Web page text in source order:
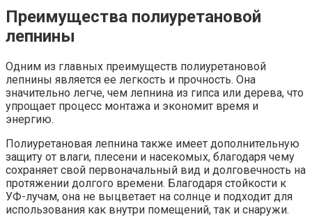
Преимущества полиуретановой
лепнины
Одним из главных преимуществ полиуретановой
лепнины является ее легкость и прочность. Она
значительно легче, чем лепнина из гипса или дерева, что
упрощает процесс монтажа и экономит время и
энергию.
Полиуретановая лепнина также имеет дополнительную
защиту от влаги, плесени и насекомых, благодаря чему
сохраняет свой первоначальный вид и долговечность на
протяжении долгого времени. Благодаря стойкости к
УФ-лучам, она не выцветает на солнце и подходит для
использования как внутри помещений, так и снаружи.